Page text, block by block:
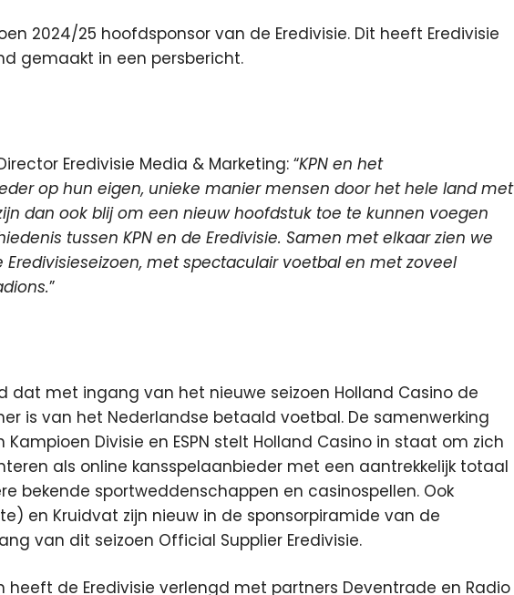
2024/25 hoofdsponsor van de Eredivisie. Dit heeft Eredivisie
gemaakt in een persbericht.
Eredivisie Media & Marketing: “KPN en het
op hun eigen, unieke manier mensen door het hele land met
dan ook blij om een nieuw hoofdstuk toe te kunnen voegen
tussen KPN en de Eredivisie. Samen met elkaar zien we
met spectaculair voetbal en met zoveel
”
dat met ingang van het nieuwe seizoen Holland Casino de
is van het Nederlandse betaald voetbal. De samenwerking
Kampioen Divisie en ESPN stelt Holland Casino in staat om zich
als online kansspelaanbieder met een aantrekkelijk totaal
bekende sportweddenschappen en casinospellen. Ook
en Kruidvat zijn nieuw in de sponsorpiramide van de
van dit seizoen Official Supplier Eredivisie.
heeft de Eredivisie verlengd met partners Deventrade en Radio